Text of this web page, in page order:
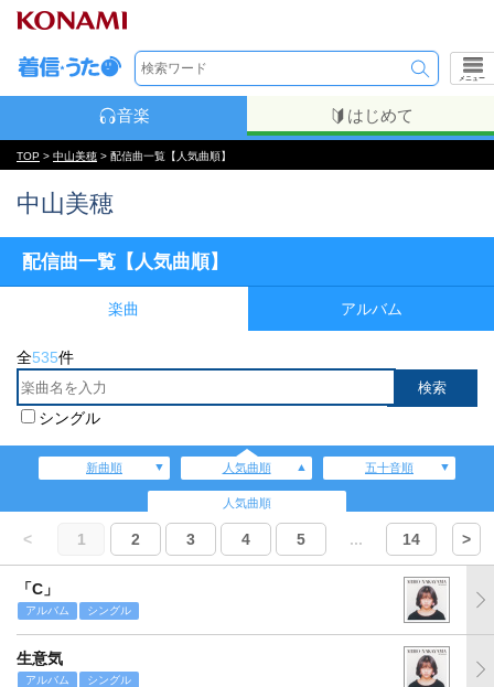
メニュー
音楽 はじめて
TOP > 中山美穂 > 配信曲一覧【人気曲順】
中山美穂
配信曲一覧【人気曲順】
楽曲 アルバム
全535件
シングル
新曲順 人気曲順 五十音順
人気曲順
< 1 2 3 4 5 ... 14 >
「C」
アルバム シングル
生意気
アルバム シングル